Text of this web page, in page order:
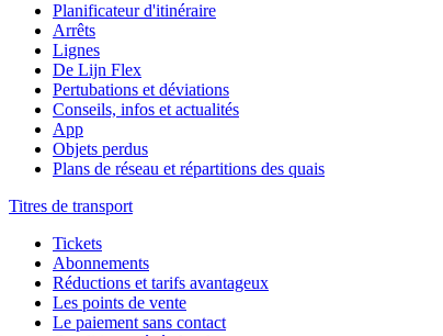
Planificateur d'itinéraire
Arrêts
Lignes
De Lijn Flex
Pertubations et déviations
Conseils, infos et actualités
App
Objets perdus
Plans de réseau et répartitions des quais
Titres de transport
Tickets
Abonnements
Réductions et tarifs avantageux
Les points de vente
Le paiement sans contact